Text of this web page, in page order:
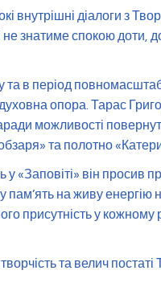
внутрішні діалоги з
знатиме спокою доти,
та в період
опора. Тарас
можливості
та полотно
у «Заповіті» він просив
пам’ять на живу енергію
присутність у
та велич